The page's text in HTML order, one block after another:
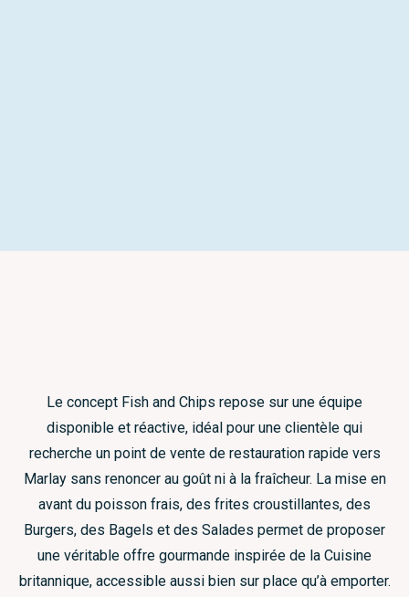
Le concept Fish and Chips repose sur une équipe
disponible et réactive, idéal pour une clientèle qui
recherche un point de vente de restauration rapide vers
Marlay sans renoncer au goût ni à la fraîcheur. La mise en
avant du poisson frais, des frites croustillantes, des
Burgers, des Bagels et des Salades permet de proposer
une véritable offre gourmande inspirée de la Cuisine
britannique, accessible aussi bien sur place qu’à emporter.